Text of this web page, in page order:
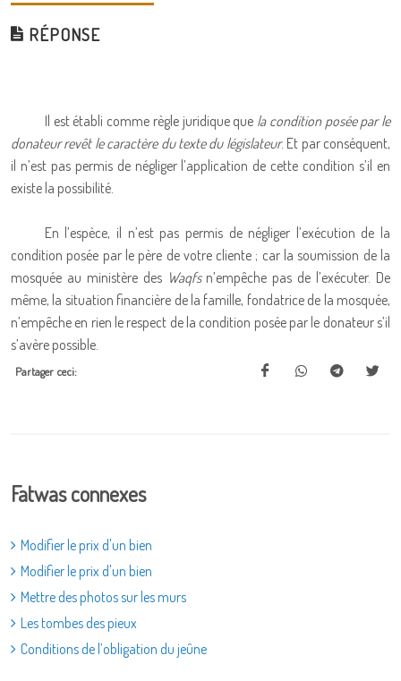
RÉPONSE
Il est établi comme règle juridique que la condition posée par le
donateur revêt le caractère du texte du législateur. Et par conséquent,
il n’est pas permis de négliger l’application de cette condition s’il en
existe la possibilité.
En l’espèce, il n’est pas permis de négliger l’exécution de la
condition posée par le père de votre cliente ; car la soumission de la
mosquée au ministère des Waqfs n’empêche pas de l’exécuter. De
même, la situation financière de la famille, fondatrice de la mosquée,
n’empêche en rien le respect de la condition posée par le donateur s’il
s’avère possible.
Partager ceci:
Fatwas connexes
Modifier le prix d'un bien
Modifier le prix d'un bien
Mettre des photos sur les murs
Les tombes des pieux
Conditions de l’obligation du jeûne